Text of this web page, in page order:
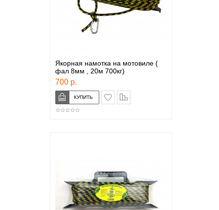
Якорная намотка на мотовиле (
фал 8мм , 20м 700кг)
700 р.
в закладки